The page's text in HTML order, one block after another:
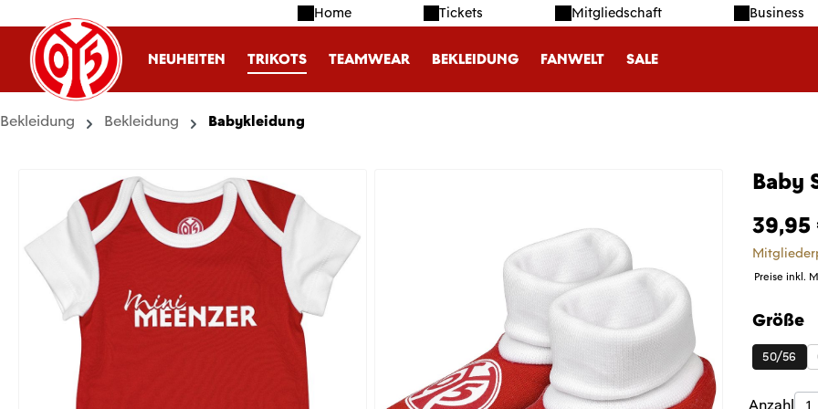
Hauptinhalt springen
Zur Suche springen
Zur Hauptnavigation springen Home Tickets Mitgliedschaft Business
NEUHEITEN TRIKOTS TEAMWEAR BEKLEIDUNG FANWELT SALE
Bekleidung Bekleidung Babykleidung
Baby
39,95
Preise inkl.
Größe
50/56
Anzahl